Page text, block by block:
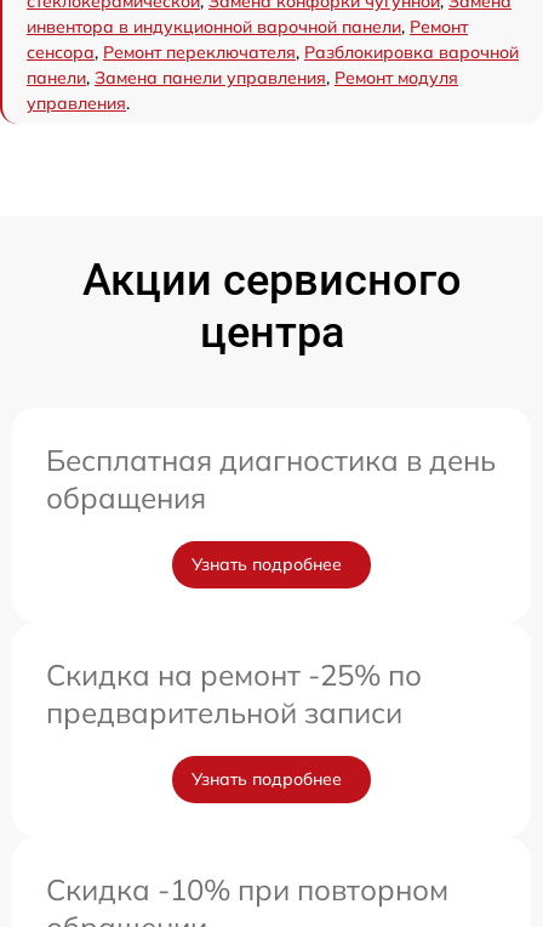
инвентора в индукционной варочной панели, Ремонт
сенсора, Ремонт переключателя, Разблокировка варочной
панели, Замена панели управления, Ремонт модуля
управления.
Акции сервисного
центра
Бесплатная диагностика в день
обращения
Узнать подробнее
Скидка на ремонт -25% по
предварительной записи
Узнать подробнее
Скидка -10% при повторном